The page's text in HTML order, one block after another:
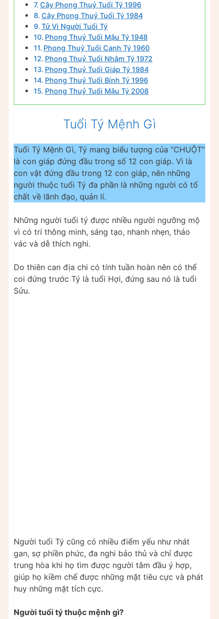
Cây Phong Thuỷ Tuổi Tý 1996
Cây Phong Thuỷ Tuổi Tý 1984
Tử Vi Người Tuổi Tý
Phong Thuỷ Tuổi Mậu Tý 1948
Phong Thuỷ Tuổi Canh Tý 1960
Phong Thuỷ Tuổi Nhâm Tý 1972
Phong Thuỷ Tuổi Giáp Tý 1984
Phong Thuỷ Tuổi Bính Tý 1996
Phong Thuỷ Tuổi Mậu Tý 2008
Tuổi Tý Mệnh Gì
Tuổi Tý Mệnh Gì, Tý mang biểu tượng của “CHUỘT”
là con giáp đứng đầu trong số 12 con giáp. Vì là
con vật đứng đầu trong 12 con giáp, nên những
người thuộc tuổi Tý đa phần là những người có tố
chất về lãnh đạo, quản lí.
Những người tuổi tý được nhiều người ngưỡng mộ
vì có trí thông minh, sáng tạo, nhanh nhẹn, tháo
vác và dễ thích nghi.
Do thiên can địa chi có tính tuần hoàn nên có thể
coi đứng trước Tý là tuổi Hợi, đứng sau nó là tuổi
Sửu.
Người tuổi Tý cũng có nhiều điểm yếu như nhát
gan, sợ phiền phức, đa nghi bảo thủ và chỉ được
trung hòa khi họ tìm được người tâm đầu ý hợp,
giúp họ kiềm chế được những mặt tiêu cực và phát
huy những mặt tích cực.
Người tuổi tý thuộc mệnh gì?